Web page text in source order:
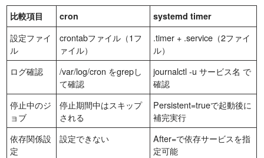
比較項目 cron systemd timer
設定ファイ
ル
crontabファイル（1フ
ァイル）
.timer + .service（2ファイ
ル）
ログ確認
/var/log/cron をgrepし
て確認
journalctl -u サービス名 で
確認
停止中のジ
ョブ
停止期間中はスキップ
される
Persistent=trueで起動後に
補完実行
依存関係設
定
設定できない
After=で依存サービスを指
定可能